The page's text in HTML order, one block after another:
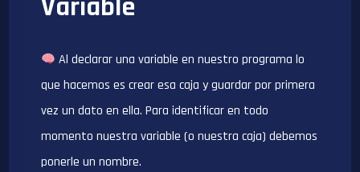
Variable
Al declarar una variable en nuestro programa lo
que hacemos es crear esa caja y guardar por primera
vez un dato en ella. Para identificar en todo
momento nuestra variable (o nuestra caja) debemos
ponerle un nombre.